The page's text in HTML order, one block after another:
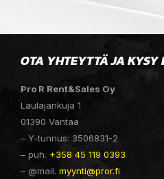
OTA YHTEYTTÄ JA KYSY
Pro R Rent&Sales Oy
Laulajankuja 1
01390 Vantaa
– Y-tunnus: 3506831-2
– puh. +358 45 119 0393
– @mail. myynti@pror.fi